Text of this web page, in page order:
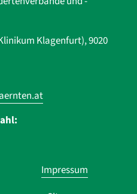
Klagenfurt), 9020
Navigation
überspringen
Impressum